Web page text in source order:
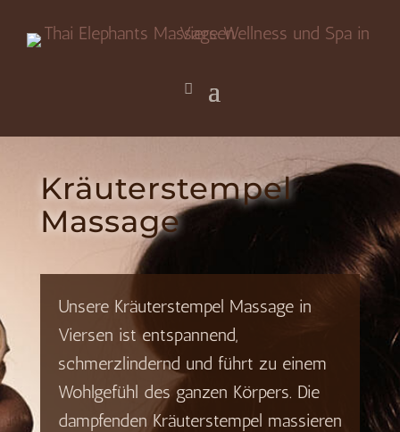
Kräuterstempel
Massage
Unsere Kräuterstempel Massage in
Viersen ist entspannend,
schmerzlindernd und führt zu einem
Wohlgefühl des ganzen Körpers. Die
dampfenden Kräuterstempel massieren